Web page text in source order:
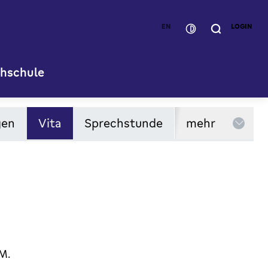
EN LOGIN
Vita Sprechstunde mehr